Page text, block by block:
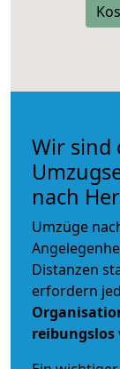
Wir sind
nach
Umzüge
Distanzen
erfordern
reibungslos